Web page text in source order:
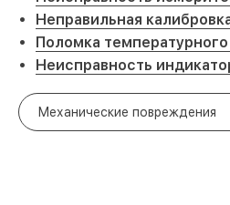
Неправильная
Поломка температурного
Неисправность
Механические повреждения